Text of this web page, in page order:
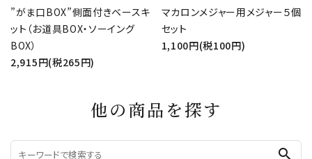
”がま口BOX”側面付きベースキ
ット（お道具BOX・ソーイング
BOX）
2,915円(税265円)
マカロンメジャー用メジャー５個
セット
1,100円(税100円)
他の商品を探す
search